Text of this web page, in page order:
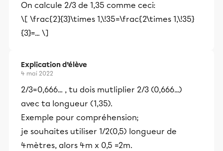
On calcule 2/3 de 1,35 comme ceci:
\[ \frac{2}{3}\times 1,\!35=\frac{2\times 1,\!35}
{3}=... \]
Explication d’élève
4 mai 2022
2/3=0,666... , tu dois mutliplier 2/3 (0,666...)
avec ta longueur (1,35).
Exemple pour compréhension;
je souhaites utiliser 1/2(0,5) longueur de
4mètres, alors 4m x 0,5 =2m.